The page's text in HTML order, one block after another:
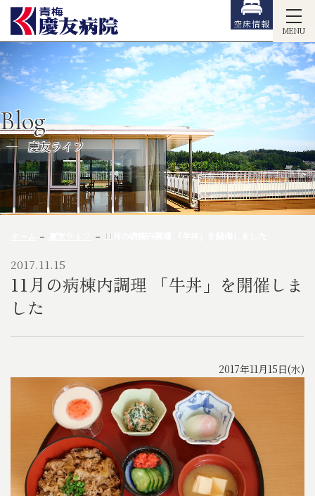
MENU
空床情報
Blog
慶友ライフ
11月の病棟内調理 「牛丼」を開催しました
2017.11.15
11月の病棟内調理 「牛丼」を開催しま
した
2017年11月15日(水)